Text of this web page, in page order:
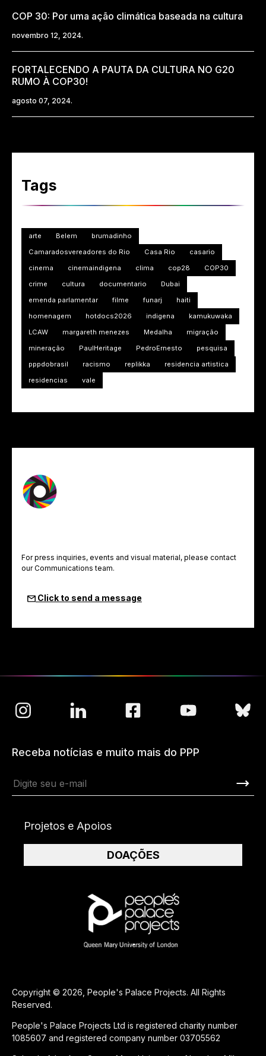
COP 30: Por uma ação climática baseada na cultura
novembro 12, 2024.
FORTALECENDO A PAUTA DA CULTURA NO G20
RUMO À COP30!
agosto 07, 2024.
Tags
arte Belem
brumadinho
Camaradosvereadores do Rio
Casa Rio
casario
cinema
cinemaindigena clima cop28
COP30
crime
cultura documentario
Dubai
emenda parlamentar
filme funarj
haiti
homenagem
hotdocs2026 indigena
kamukuwaka
LCAW
margareth menezes Medalha
migração
mineração
PaulHeritage PedroErnesto
pesquisa
pppdobrasil
racismo replikka
residencia artistica
residencias
vale
For press inquiries, events and visual material, please contact
our Communications team.
Click to send a message
Copyright © 2026, People's Palace Projects. All Rights
Reserved.
People's Palace Projects Ltd is registered charity number
1085607 and registered company number 03705562
Receba notícias e muito mais do PPP
Projetos e Apoios
DOAÇÕES